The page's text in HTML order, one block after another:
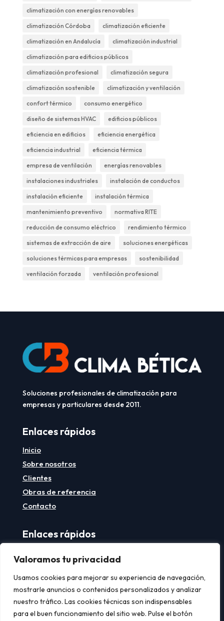
Valoramos tu privacidad
Usamos cookies para mejorar su experiencia de navegación,
mostrarle anuncios o contenidos personalizados y analizar
nuestro tráfico. Las cookies técnicas son indispensables
para el buen funcionamiento del sitio web. Pulse el botón
climatización con energías renovables
climatización Córdoba climatización eficiente
climatización en Andalucía climatización industrial
climatización para edificios públicos
climatización profesional climatización segura
climatización sostenible climatización y ventilación
confort térmico consumo energético
diseño de sistemas HVAC edificios públicos
eficiencia en edificios eficiencia energética
eficiencia industrial eficiencia térmica
empresa de ventilación energías renovables
instalaciones industriales instalación de conductos
instalación eficiente instalación térmica
mantenimiento preventivo normativa RITE
reducción de consumo eléctrico rendimiento térmico
sistemas de extracción de aire soluciones energéticas
soluciones térmicas para empresas sostenibilidad
ventilación forzada ventilación profesional
Soluciones profesionales de climatización para
empresas y particulares desde 2011.
Enlaces rápidos
Inicio
Sobre nosotros
Clientes
Obras de referencia
Contacto
Enlaces rápidos
Política de privacidad
Política de cookies
Contacto